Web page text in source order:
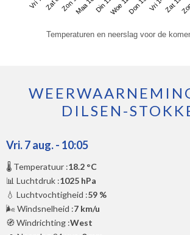
Zat 8Zon 9Maa 10Din 11Woe 12Don 13Vri 14Zat 15
Temperaturen en neerslag voor de
DILSEN-
Vri. 7 aug. - 10:05
🌡️ Temperatuur :18.2 °C
📊 Luchtdruk :1025 hPa
💧 Luchtvochtigheid :59 %
🌬️ Windsnelheid :7 km/u
🧭 Windrichting :West